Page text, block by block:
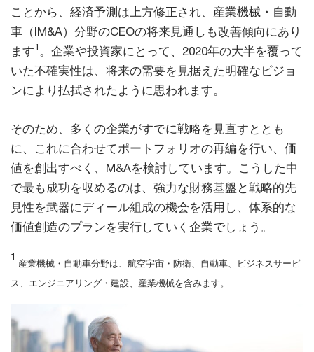
ことから、経済予測は上方修正され、産業機械・自動
車（IM&A）分野のCEOの将来見通しも改善傾向にあり
ます1。企業や投資家にとって、2020年の大半を覆って
いた不確実性は、将来の需要を見据えた明確なビジョ
ンにより払拭されたように思われます。
そのため、多くの企業がすでに戦略を見直すととも
に、これに合わせてポートフォリオの再編を行い、価
値を創出すべく、M&Aを検討しています。こうした中
で最も成功を収めるのは、強力な財務基盤と戦略的先
見性を武器にディール組成の機会を活用し、体系的な
価値創造のプランを実行していく企業でしょう。
1
産業機械・自動車分野は、航空宇宙・防衛、自動車、ビジネスサービ
ス、エンジニアリング・建設、産業機械を含みます。